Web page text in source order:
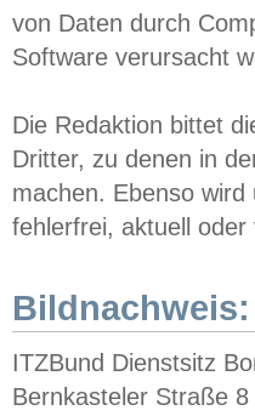
von Daten durch
Software verursacht
Die Redaktion bittet
Dritter, zu denen in
machen. Ebenso
fehlerfrei, aktuell oder
Bildnachweis:
ITZBund Dienstsitz
Bernkasteler Straße 8